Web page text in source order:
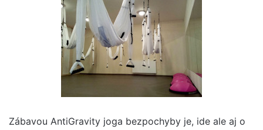
Zábavou AntiGravity joga bezpochyby je, ide ale aj o